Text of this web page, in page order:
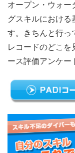
オープン・ウォー
グスキルにおける
す。きちんと行っ
レコードのどこを
ース評価アンケー